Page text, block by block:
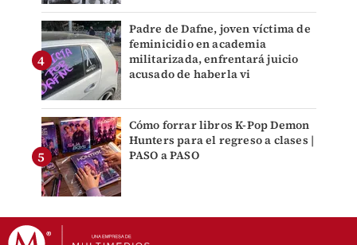
Padre de Dafne, joven víctima de
feminicidio en academia
militarizada, enfrentará juicio
acusado de haberla vi
Cómo forrar libros K-Pop Demon
Hunters para el regreso a clases |
PASO a PASO